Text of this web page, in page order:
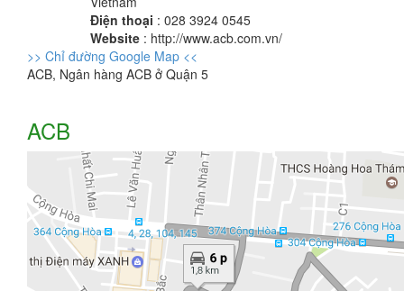
Điện thoại : 028 3924 0545
Website : http://www.acb.com.vn/
>> Chỉ đường Google Map <<
ACB, Ngân hàng ACB ở Quận 5
ACB